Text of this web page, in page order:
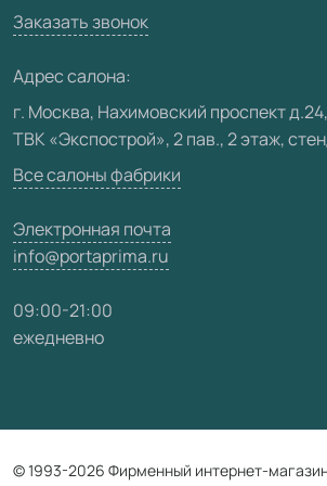
Юридическая информация
Вакансии
Видео
Карта сайта
Заказать звонок
Адрес салона:
г. Москва, Нахимовский проспект д.24,
ТВК «Экспострой», 2 пав., 2 этаж,
Все салоны фабрики
Электронная почта
info@portaprima.ru
09:00-21:00
ежедневно
© 1993-2026 Фирменный интернет-